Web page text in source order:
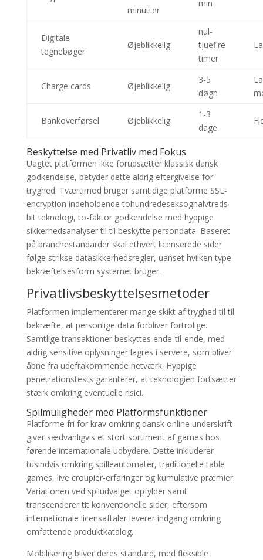
minutter
min
Digitale
tegnebøger
Øjeblikkelig
nul-
tjuefire
timer
Charge cards Øjeblikkelig
3-5
døgn
Bankoverførsel Øjeblikkelig
1-3
dage
Beskyttelse med Privatliv med Fokus
Uagtet platformen ikke forudsætter klassisk dansk
godkendelse, betyder dette aldrig eftergivelse for
tryghed. Tværtimod bruger samtidige platforme SSL-
encryption indeholdende tohundredeseksoghalvtreds-
bit teknologi, to-faktor godkendelse med hyppige
sikkerhedsanalyser til til beskytte persondata. Baseret
på branchestandarder skal ethvert licenserede sider
følge strikse datasikkerhedsregler, uanset hvilken type
bekræftelsesform systemet bruger.
Privatlivsbeskyttelsesmetoder
Platformen implementerer mange skikt af tryghed til til
bekræfte, at personlige data forbliver fortrolige.
Samtlige transaktioner beskyttes ende-til-ende, med
aldrig sensitive oplysninger lagres i servere, som bliver
åbne fra udefrakommende netværk. Hyppige
penetrationstests garanterer, at teknologien fortsætter
stærk omkring eventuelle risici.
Spilmuligheder med Platformsfunktioner
Platforme fri for krav omkring dansk online underskrift
giver sædvanligvis et stort sortiment af games hos
førende internationale udbydere. Dette inkluderer
tusindvis omkring spilleautomater, traditionelle table
games, live croupier-erfaringer og kumulative præmier.
Variationen ved spiludvalget opfylder samt
transcenderer tit konventionelle sider, eftersom
internationale licensaftaler leverer indgang omkring
omfattende produktkatalog.
Mobilisering bliver deres standard, med fleksible